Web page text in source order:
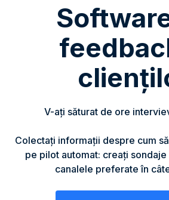
V-ați săturat de ore
Colectați informații despre cum
pe pilot automat: creați
canalele preferate în